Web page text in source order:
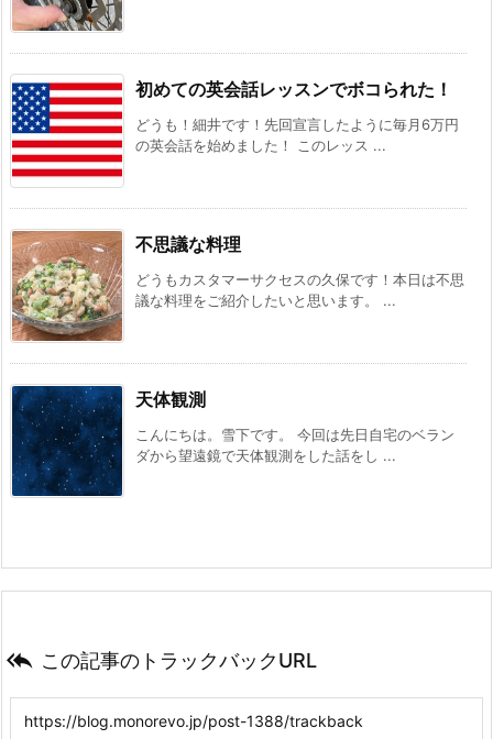
初めての英会話レッスンでボコられた！
どうも！細井です！先回宣言したように毎月6万円
の英会話を始めました！ このレッス ...
不思議な料理
どうもカスタマーサクセスの久保です！本日は不思
議な料理をご紹介したいと思います。 ...
天体観測
こんにちは。雪下です。 今回は先日自宅のベラン
ダから望遠鏡で天体観測をした話をし ...
 この記事のトラックバックURL